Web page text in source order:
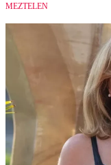
MEZTELEN